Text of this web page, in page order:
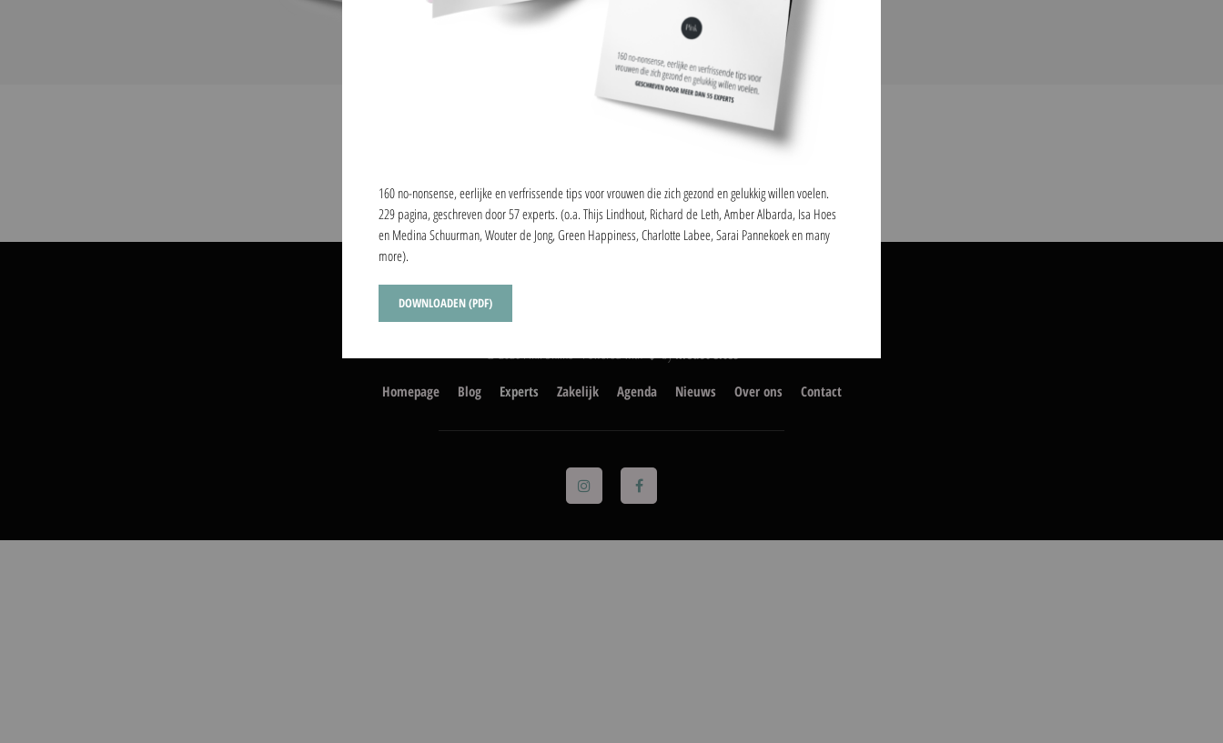
Homepage Blog Experts Zakelijk Agenda Nieuws Over ons Contact
160 no-nonsense, eerlijke en verfrissende tips voor vrouwen die zich gezond en gelukkig willen voelen.
229 pagina, geschreven door 57 experts. (o.a. Thijs Lindhout, Richard de Leth, Amber Albarda, Isa Hoes
en Medina Schuurman, Wouter de Jong, Green Happiness, Charlotte Labee, Sarai Pannekoek en many
more).
DOWNLOADEN (PDF)